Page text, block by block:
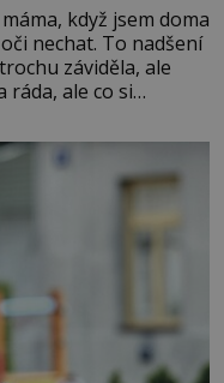
když jsem doma
nechat. To nadšení
záviděla, ale
ráda, ale co si
doba, když